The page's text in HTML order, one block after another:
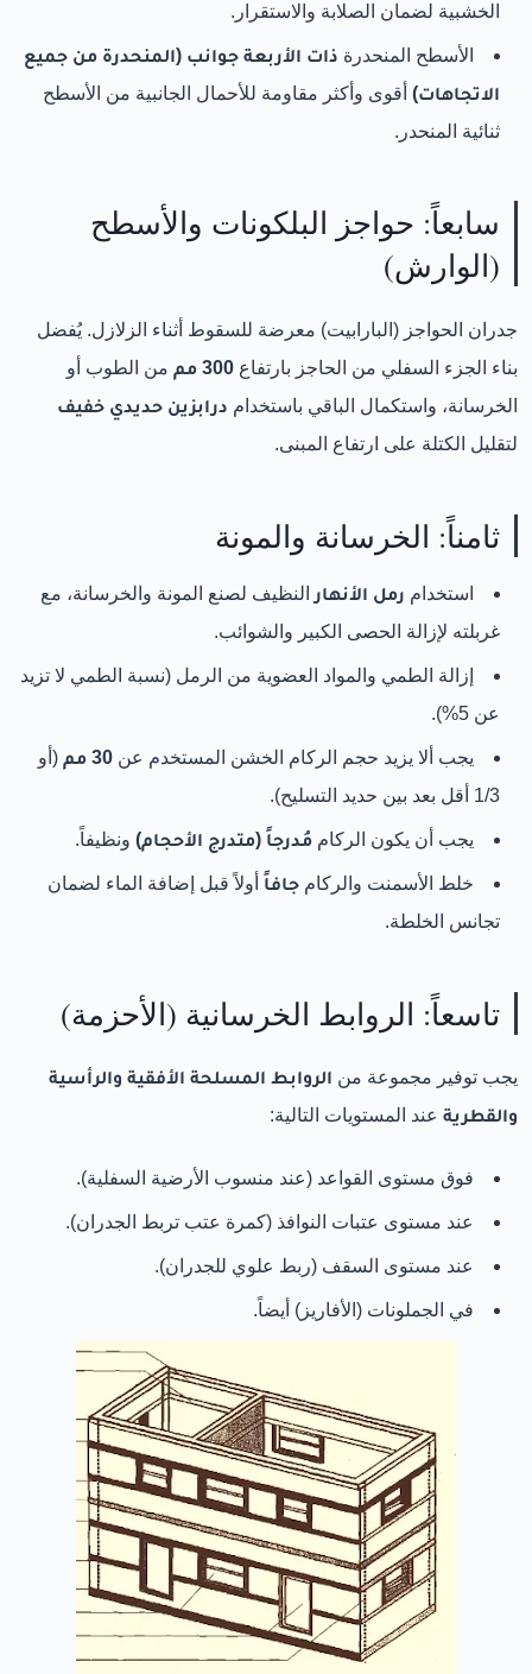
الخشبية لضمان الصلابة والاستقرار.
الأسطح المنحدرة ذات الأربعة جوانب (المنحدرة من جميع
الاتجاهات) أقوى وأكثر مقاومة للأحمال الجانبية من الأسطح
ثنائية المنحدر.
سابعاً: حواجز البلكونات والأسطح
(الوارش)
جدران الحواجز (البارابيت) معرضة للسقوط أثناء الزلازل. يُفضل
بناء الجزء السفلي من الحاجز بارتفاع 300 مم
من الطوب أو
الخرسانة، واستكمال الباقي باستخدام درابزين حديدي خفيف
لتقليل الكتلة على ارتفاع المبنى.
ثامناً: الخرسانة والمونة
استخدام رمل الأنهار
النظيف لصنع المونة والخرسانة، مع
غربلته لإزالة الحصى الكبير والشوائب.
إزالة الطمي والمواد العضوية من الرمل (نسبة الطمي لا تزيد
عن 5%).
يجب ألا يزيد حجم الركام الخشن المستخدم عن 30 مم
(أو
1/3 أقل بعد بين حديد التسليح).
يجب أن يكون الركام مُدرجاً (متدرج الأحجام) ونظيفاً.
خلط الأسمنت والركام جافاً أولاً قبل إضافة الماء لضمان
تجانس الخلطة.
تاسعاً: الروابط الخرسانية (الأحزمة)
يجب توفير مجموعة من الروابط المسلحة الأفقية والرأسية
والقطرية عند المستويات التالية:
فوق مستوى القواعد (عند منسوب الأرضية السفلية).
عند مستوى عتبات النوافذ (كمرة عتب تربط الجدران).
عند مستوى السقف (ربط علوي للجدران).
في الجملونات (الأفاريز) أيضاً.